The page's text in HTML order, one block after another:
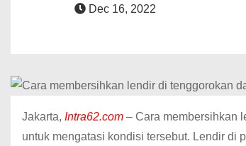
Dec 16, 2022
Jakarta, Intra62.com – Cara membersihkan
untuk mengatasi kondisi tersebut. Lendir di